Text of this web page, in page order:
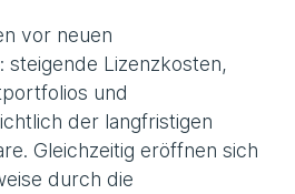
vor neuen
steigende Lizenzkosten,
und
der langfristigen
Gleichzeitig eröffnen sich
durch die